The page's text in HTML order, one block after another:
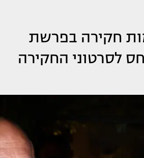
חקירה בפרשת
לסרטוני החקירה